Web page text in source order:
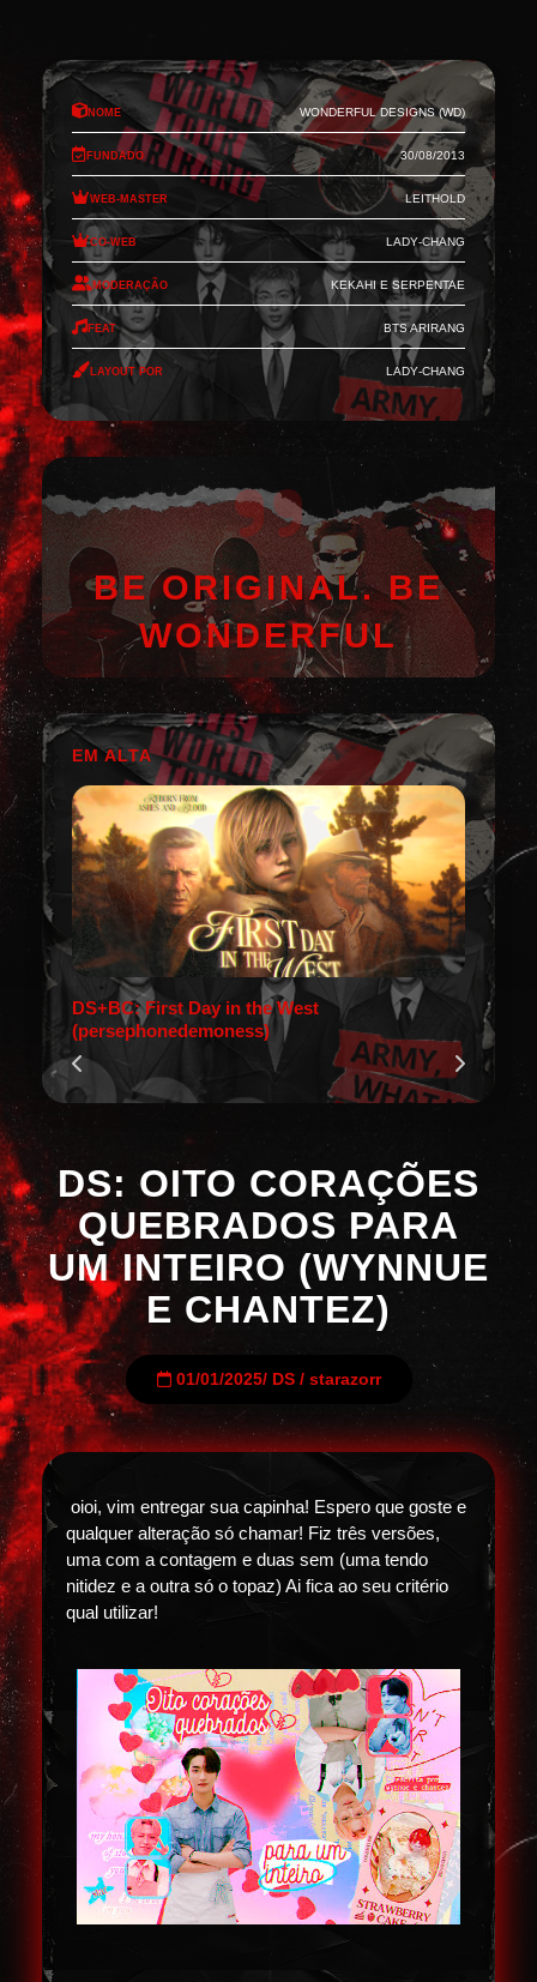
Nome Wonderful Designs (WD)
Fundado 30/08/2013
Web-Master Leithold
Co-Web Lady-Chang
Moderação Kekahi e Serpentae
Feat BTS Arirang
Layout por Lady-Chang
BE ORIGINAL. BE
WONDERFUL
EM ALTA
DS+BC: First Day in the West
(persephonedemoness)
DS: OITO CORAÇÕES
QUEBRADOS PARA
UM INTEIRO (WYNNUE
E CHANTEZ)
01/01/2025/ DS/ starazorr
oioi, vim entregar sua capinha! Espero que goste e
qualquer alteração só chamar! Fiz três versões,
uma com a contagem e duas sem (uma tendo
nitidez e a outra só o topaz) Ai fica ao seu critério
qual utilizar!